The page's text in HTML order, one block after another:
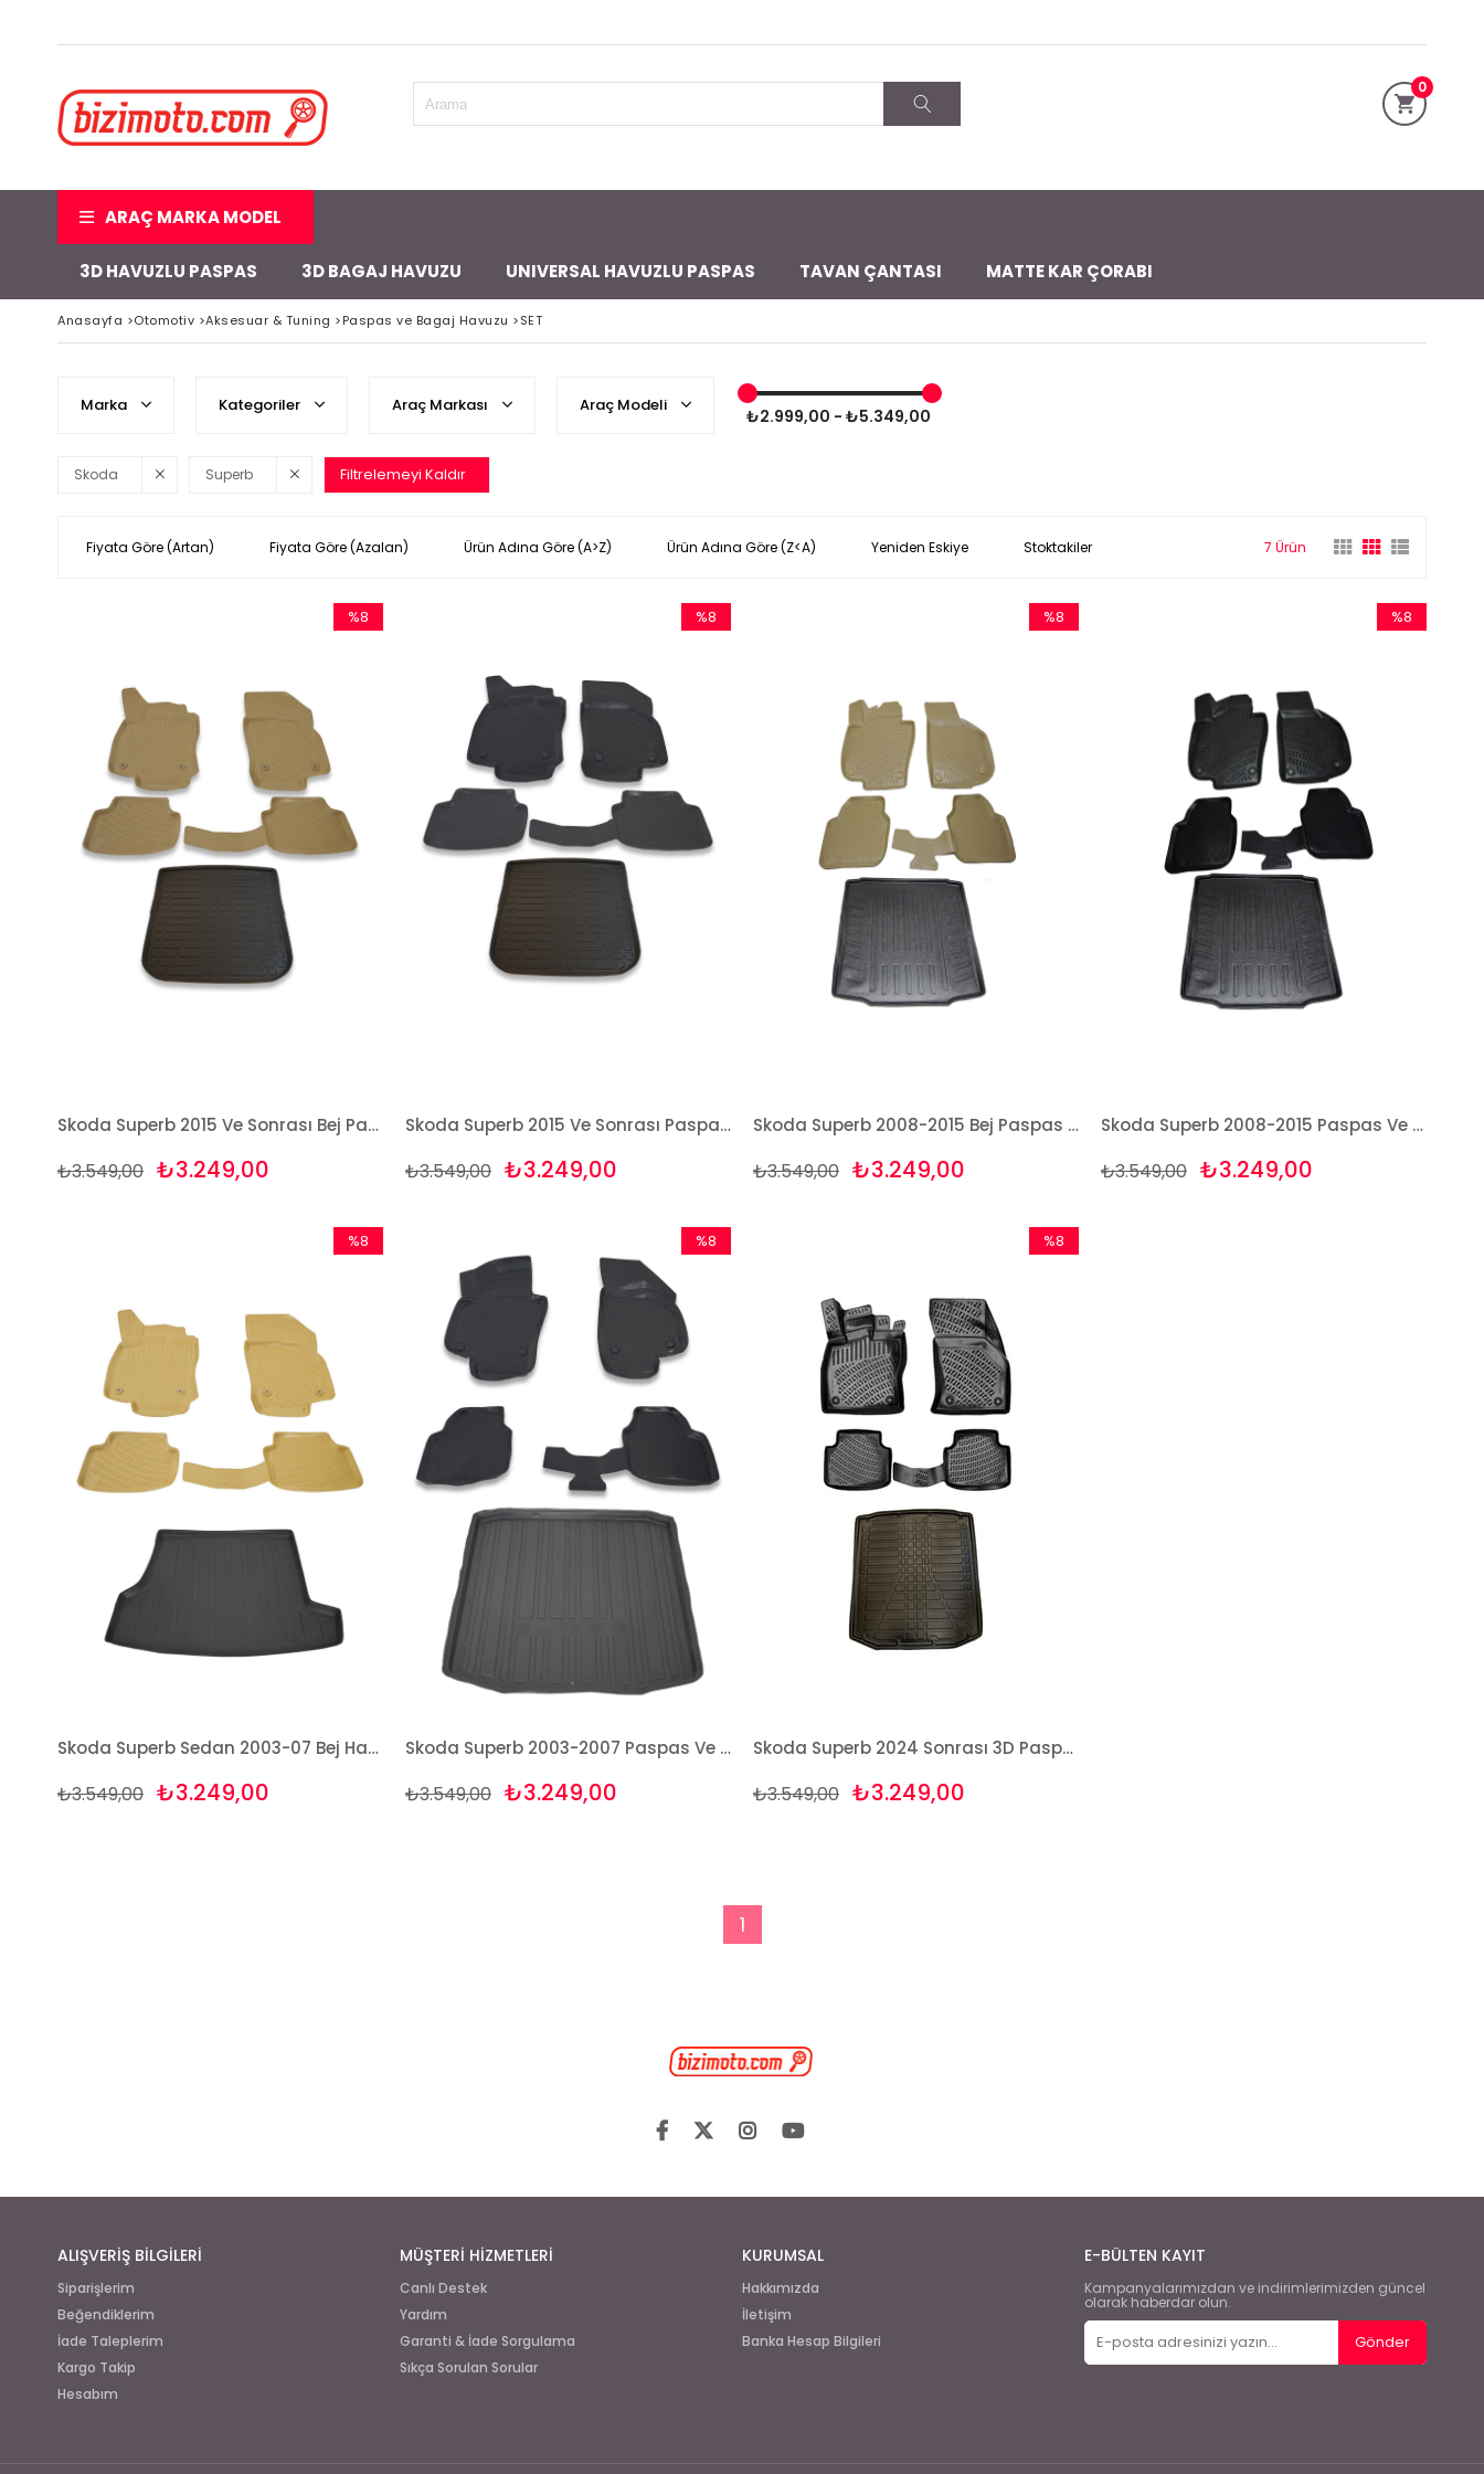
0
ARAÇ MARKA MODEL
3D HAVUZLU PASPAS 3D BAGAJ HAVUZU UNIVERSAL HAVUZLU PASPAS TAVAN ÇANTASI MATTE KAR ÇORABI
Anasayfa >Otomotiv >Aksesuar & Tuning >Paspas ve Bagaj Havuzu >SET
Marka Kategoriler Araç Markası Araç Modeli
₺2.999,00 - ₺5.349,00
Skoda Superb Filtrelemeyi Kaldır
Fiyata Göre (Artan) Fiyata Göre (Azalan) Ürün Adına Göre (A>Z) Ürün Adına Göre (Z<A) Yeniden Eskiye Stoktakiler 7 Ürün
Skoda Superb 2015 Ve Sonrası Bej Paspas ve Bagaj Havuzu Seti
₺3.249,00
₺3.549,00
%8
Skoda Superb 2015 Ve Sonrası Paspas Ve Bagaj Havuzu Seti
₺3.249,00
₺3.549,00
%8
Skoda Superb 2008-2015 Bej Paspas ve Bagaj Havuzu Seti
₺3.249,00
₺3.549,00
%8
Skoda Superb 2008-2015 Paspas Ve Bagaj Havuzu Seti
₺3.249,00
₺3.549,00
%8
Skoda Superb Sedan 2003-07 Bej Havuzlu Paspas + Bagaj Set Bizymo
₺3.249,00
₺3.549,00
%8
Skoda Superb 2003-2007 Paspas Ve Bagaj Havuzu Seti
₺3.249,00
₺3.549,00
%8
Skoda Superb 2024 Sonrası 3D Paspas Ve Bagaj Havuzu Seti
₺3.249,00
₺3.549,00
%8
1
ALIŞVERİŞ BİLGİLERİ
Siparişlerim
Beğendiklerim
İade Taleplerim
Kargo Takip
Hesabım
MÜŞTERİ HİZMETLERİ
Canlı Destek
Yardım
Garanti & İade Sorgulama
Sıkça Sorulan Sorular
KURUMSAL
Hakkımızda
İletişim
Banka Hesap Bilgileri
E-BÜLTEN KAYIT
Kampanyalarımızdan ve indirimlerimizden güncel
olarak haberdar olun.
Gönder